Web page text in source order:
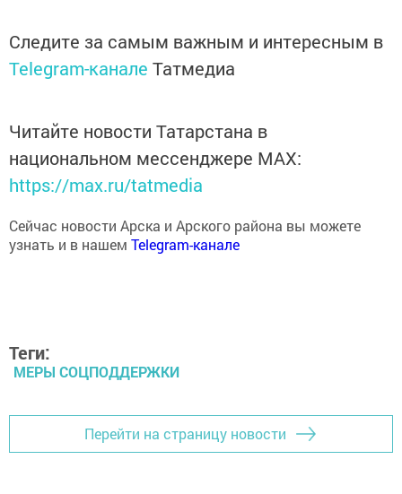
Telegram-каналеТатмедиа
Читайте новости Татарстана в
национальном мессенджере MАХ:
https://max.ru/tatmedia
узнать и в нашемTelegram-канале
МЕРЫ СОЦПОДДЕРЖКИ
Перейти на страницу новости